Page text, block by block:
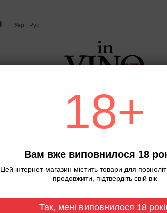
Укр
Рус
Ігристе вино та шампанське Віскі
Вино.LA
алк.
Немає в наявності
199 грн
18+
Вам вже виповнилося 18
Цей інтернет-магазин містить товари для
продовжити, підтвердіть свій вік
Так, мені виповнилося 18